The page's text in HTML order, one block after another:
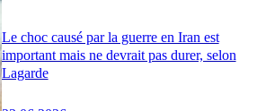
Le choc causé par la guerre en Iran est
important mais ne devrait pas durer, selon
Lagarde